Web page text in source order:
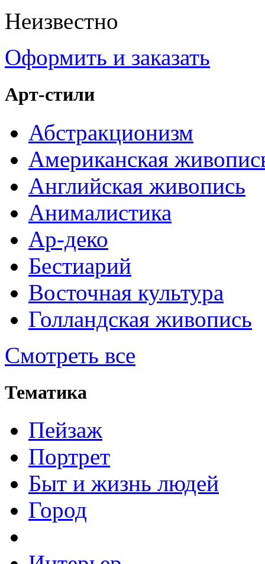
Неизвестно
Оформить и заказать
Арт-стили
Абстракционизм
Американская
Английская живопись
Анималистика
Ар-деко
Бестиарий
Восточная культура
Голландская живопись
Смотреть все
Тематика
Пейзаж
Портрет
Быт и жизнь людей
Город